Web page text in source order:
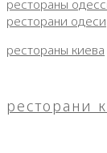
рестораны
ресторани одеси
рестораны киева
ресторани